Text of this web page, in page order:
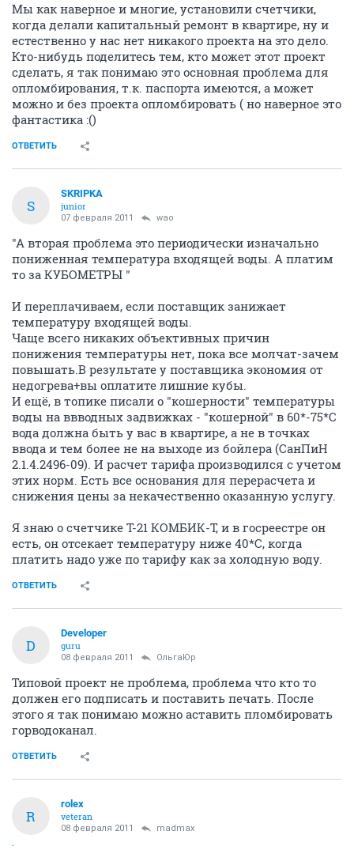
Мы как наверное и многие, установили счетчики,
когда делали капитальный ремонт в квартире, ну и
естественно у нас нет никакого проекта на это дело.
Кто-нибудь поделитесь тем, кто может этот проект
сделать, я так понимаю это основная проблема для
опломбирования, т.к. паспорта имеются, а может
можно и без проекта опломбировать ( но наверное это
фантастика :()
ОТВЕТИТЬ
S
SKRIPKA
junior
07 февраля 2011 wao
"А вторая проблема это периодически изначально
пониженная температура входящей воды. А платим
то за КУБОМЕТРЫ "
И переплачиваем, если поставщик занижает
температуру входящей воды.
Чаще всего никаких объективных причин
понижения температуры нет, пока все молчат-зачем
повышать.В результате у поставщика экономия от
недогрева+вы оплатите лишние кубы.
И ещё, в топике писали о "кошерности" температуры
воды на ввводных задвижках - "кошерной" в 60*-75*С
вода должна быть у вас в квартире, а не в точках
ввода и тем более не на выходе из бойлера (СанПиН
2.1.4.2496-09). И расчет тарифа производился с учетом
этих норм. Есть все основания для перерасчета и
снижения цены за некачественно оказанную услугу.
Я знаю о счетчике Т-21 КОМБИК-Т, и в госреестре он
есть, он отсекает температуру ниже 40*С, когда
платить надо уже по тарифу как за холодную воду.
ОТВЕТИТЬ
D
Developer
guru
08 февраля 2011 ОльгаЮр
Типовой проект не проблема, проблема что кто то
должен его подписать и поставить печать. После
этого я так понимаю можно аставить пломбировать
горводоканал.
ОТВЕТИТЬ
R
rolex
veteran
08 февраля 2011 madmax